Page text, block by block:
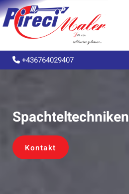
 +436764029407
Spachteltechniken
Kontakt